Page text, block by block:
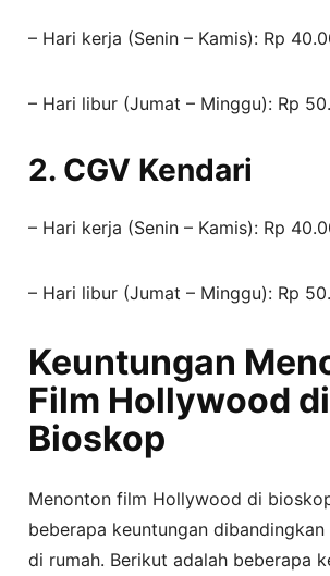
– Hari kerja (Senin – Kamis): Rp
– Hari libur (Jumat – Minggu): Rp
2. CGV Kendari
– Hari kerja (Senin – Kamis): Rp
– Hari libur (Jumat – Minggu): Rp
Keuntungan
Film Hollywood di
Bioskop
Menonton film Hollywood di
beberapa keuntungan
di rumah. Berikut adalah beberapa